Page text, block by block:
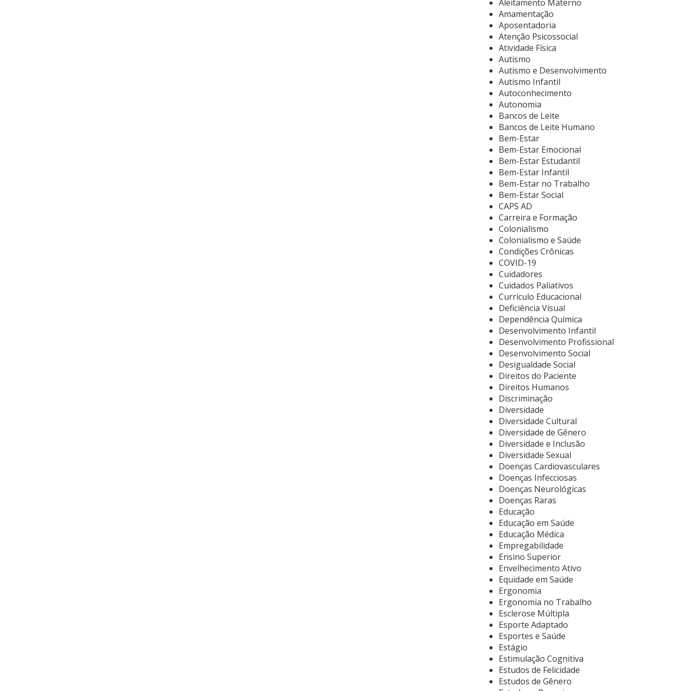
Aleitamento Materno
Amamentação
Aposentadoria
Atenção Psicossocial
Atividade Física
Autismo
Autismo e Desenvolvimento
Autismo Infantil
Autoconhecimento
Autonomia
Bancos de Leite
Bancos de Leite Humano
Bem-Estar
Bem-Estar Emocional
Bem-Estar Estudantil
Bem-Estar Infantil
Bem-Estar no Trabalho
Bem-Estar Social
CAPS AD
Carreira e Formação
Colonialismo
Colonialismo e Saúde
Condições Crônicas
COVID-19
Cuidadores
Cuidados Paliativos
Currículo Educacional
Deficiência Visual
Dependência Química
Desenvolvimento Infantil
Desenvolvimento Profissional
Desenvolvimento Social
Desigualdade Social
Direitos do Paciente
Direitos Humanos
Discriminação
Diversidade
Diversidade Cultural
Diversidade de Gênero
Diversidade e Inclusão
Diversidade Sexual
Doenças Cardiovasculares
Doenças Infecciosas
Doenças Neurológicas
Doenças Raras
Educação
Educação em Saúde
Educação Médica
Empregabilidade
Ensino Superior
Envelhecimento Ativo
Equidade em Saúde
Ergonomia
Ergonomia no Trabalho
Esclerose Múltipla
Esporte Adaptado
Esportes e Saúde
Estágio
Estimulação Cognitiva
Estudos de Felicidade
Estudos de Gênero